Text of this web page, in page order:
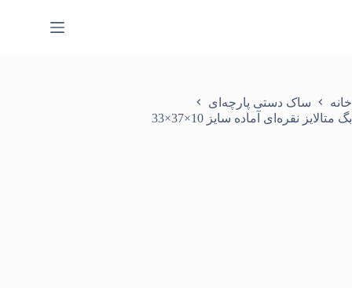
خانه
ساک دستی پارچه‌ای
بگ متالایز نقره‌ای آماده سایز 10×37×33